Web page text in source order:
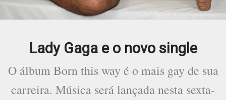
Lady Gaga e o novo single
O álbum Born this way é o mais gay de sua
carreira. Música será lançada nesta sexta-